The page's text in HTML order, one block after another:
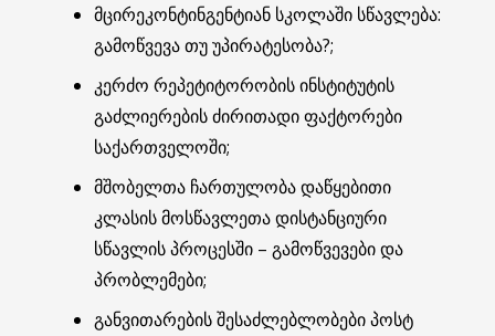
მცირეკონტინგენტიან სკოლაში სწავლება:
გამოწვევა თუ უპირატესობა?;
კერძო რეპეტიტორობის ინსტიტუტის
გაძლიერების ძირითადი ფაქტორები
საქართველოში;
მშობელთა ჩართულობა დაწყებითი
კლასის მოსწავლეთა დისტანციური
სწავლის პროცესში – გამოწვევები და
პრობლემები;
განვითარების შესაძლებლობები პოსტ